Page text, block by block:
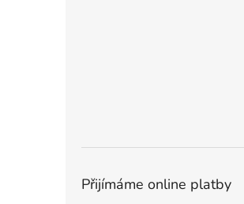
Přijímáme online platby